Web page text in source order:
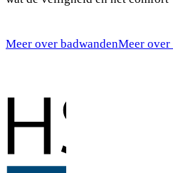
Meer over badwandenMeer over